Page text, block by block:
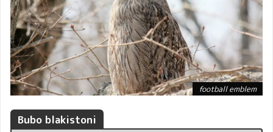
football emblem
Bubo blakistoni